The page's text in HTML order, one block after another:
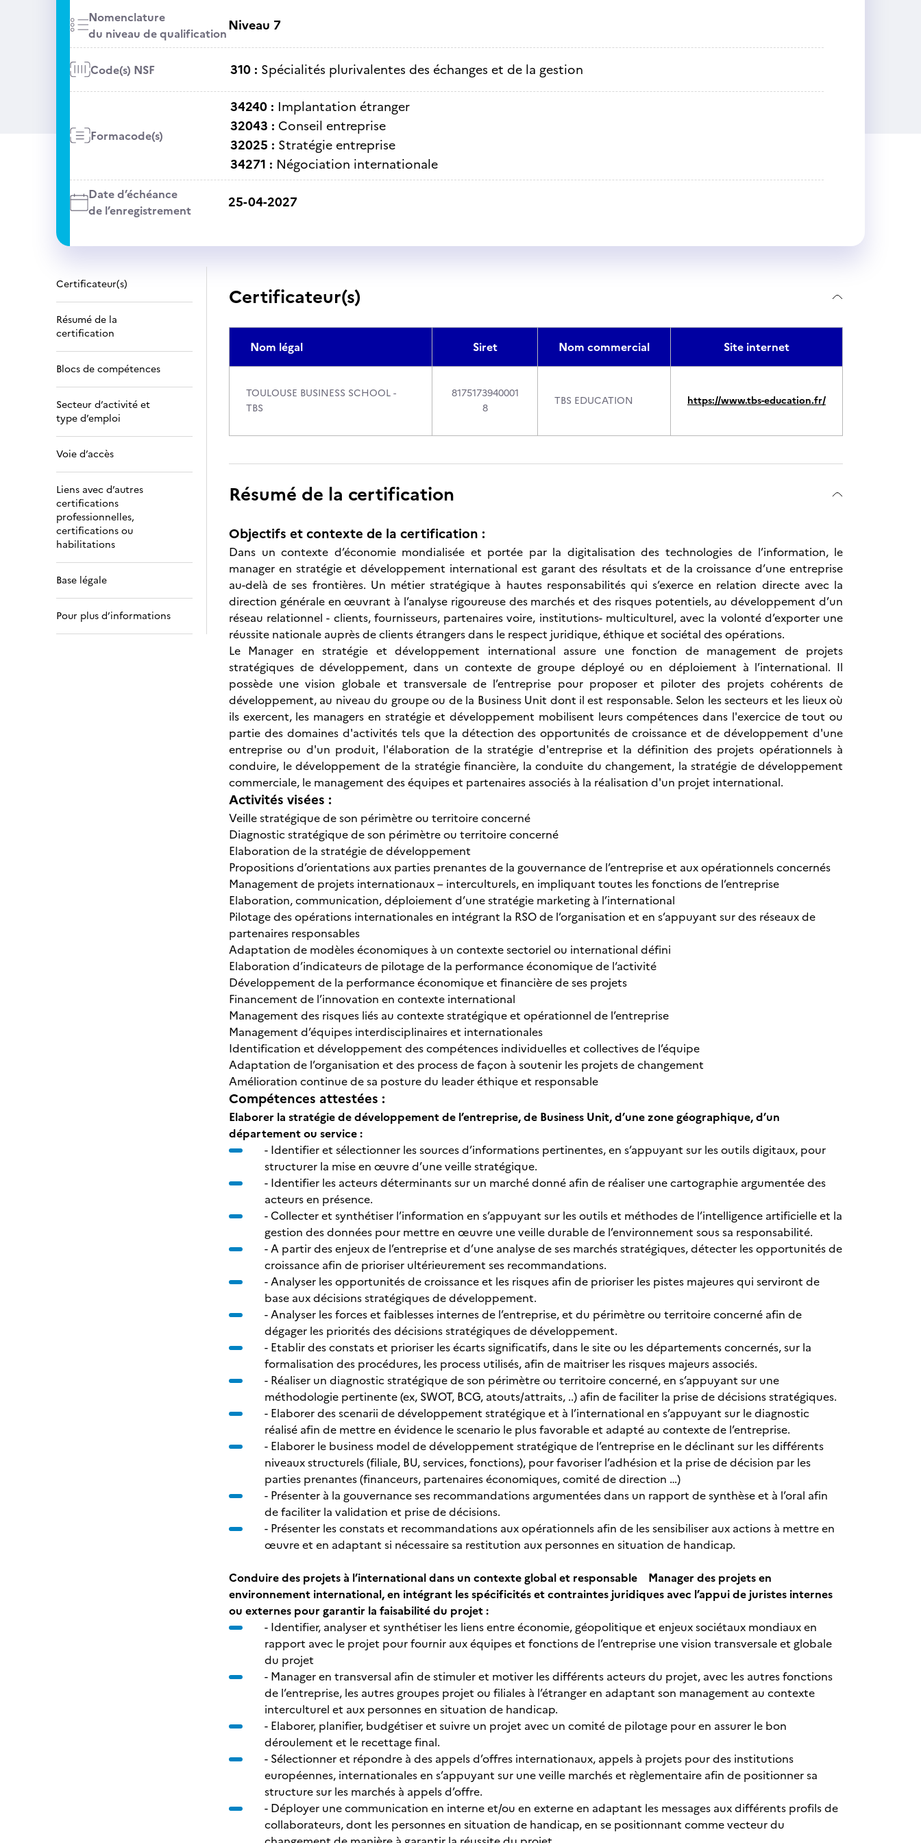
Nomenclature
du niveau de qualificationNiveau 7
Code(s) NSF 310 : Spécialités plurivalentes des échanges et de la gestion
Formacode(s)
34240 : Implantation étranger
32043 : Conseil entreprise
32025 : Stratégie entreprise
34271 : Négociation internationale
Date d’échéance
de l’enregistrement
25-04-2027
Certificateur(s)
Résumé de la
certification
Blocs de compétences
Secteur d’activité et
type d’emploi
Voie d’accès
Liens avec d’autres
certifications
professionnelles,
certifications ou
habilitations
Base légale
Pour plus d’informations
Certificateur(s)
Nom légal Siret Nom commercial Site internet
TOULOUSE BUSINESS SCHOOL -
TBS
8175173940001
8
TBS EDUCATION https://www.tbs-education.fr/
Résumé de la certification
Objectifs et contexte de la certification :
Dans un contexte d’économie mondialisée et portée par la digitalisation des technologies de l’information, le
manager en stratégie et développement international est garant des résultats et de la croissance d’une entreprise
au-delà de ses frontières. Un métier stratégique à hautes responsabilités qui s’exerce en relation directe avec la
direction générale en œuvrant à l’analyse rigoureuse des marchés et des risques potentiels, au développement d’un
réseau relationnel - clients, fournisseurs, partenaires voire, institutions- multiculturel, avec la volonté d’exporter une
réussite nationale auprès de clients étrangers dans le respect juridique, éthique et sociétal des opérations.
Le Manager en stratégie et développement international assure une fonction de management de projets
stratégiques de développement, dans un contexte de groupe déployé ou en déploiement à l’international. Il
possède une vision globale et transversale de l’entreprise pour proposer et piloter des projets cohérents de
développement, au niveau du groupe ou de la Business Unit dont il est responsable. Selon les secteurs et les lieux où
ils exercent, les managers en stratégie et développement mobilisent leurs compétences dans l'exercice de tout ou
partie des domaines d'activités tels que la détection des opportunités de croissance et de développement d'une
entreprise ou d'un produit, l'élaboration de la stratégie d'entreprise et la définition des projets opérationnels à
conduire, le développement de la stratégie financière, la conduite du changement, la stratégie de développement
commerciale, le management des équipes et partenaires associés à la réalisation d'un projet international.
Activités visées :
Veille stratégique de son périmètre ou territoire concerné
Diagnostic stratégique de son périmètre ou territoire concerné
Elaboration de la stratégie de développement
Propositions d’orientations aux parties prenantes de la gouvernance de l’entreprise et aux opérationnels concernés
Management de projets internationaux – interculturels, en impliquant toutes les fonctions de l’entreprise
Elaboration, communication, déploiement d’une stratégie marketing à l’international
Pilotage des opérations internationales en intégrant la RSO de l’organisation et en s’appuyant sur des réseaux de
partenaires responsables
Adaptation de modèles économiques à un contexte sectoriel ou international défini
Elaboration d’indicateurs de pilotage de la performance économique de l‘activité
Développement de la performance économique et financière de ses projets
Financement de l’innovation en contexte international
Management des risques liés au contexte stratégique et opérationnel de l’entreprise
Management d’équipes interdisciplinaires et internationales
Identification et développement des compétences individuelles et collectives de l’équipe
Adaptation de l’organisation et des process de façon à soutenir les projets de changement
Amélioration continue de sa posture du leader éthique et responsable
Compétences attestées :
Elaborer la stratégie de développement de l’entreprise, de Business Unit, d’une zone géographique, d’un
département ou service :
- Identifier et sélectionner les sources d’informations pertinentes, en s’appuyant sur les outils digitaux, pour
structurer la mise en œuvre d’une veille stratégique.
- Identifier les acteurs déterminants sur un marché donné afin de réaliser une cartographie argumentée des
acteurs en présence.
- Collecter et synthétiser l’information en s’appuyant sur les outils et méthodes de l’intelligence artificielle et la
gestion des données pour mettre en œuvre une veille durable de l’environnement sous sa responsabilité.
- A partir des enjeux de l’entreprise et d’une analyse de ses marchés stratégiques, détecter les opportunités de
croissance afin de prioriser ultérieurement ses recommandations.
- Analyser les opportunités de croissance et les risques afin de prioriser les pistes majeures qui serviront de
base aux décisions stratégiques de développement.
- Analyser les forces et faiblesses internes de l’entreprise, et du périmètre ou territoire concerné afin de
dégager les priorités des décisions stratégiques de développement.
- Etablir des constats et prioriser les écarts significatifs, dans le site ou les départements concernés, sur la
formalisation des procédures, les process utilisés, afin de maitriser les risques majeurs associés.
- Réaliser un diagnostic stratégique de son périmètre ou territoire concerné, en s’appuyant sur une
méthodologie pertinente (ex, SWOT, BCG, atouts/attraits, ..) afin de faciliter la prise de décisions stratégiques.
- Elaborer des scenarii de développement stratégique et à l’international en s’appuyant sur le diagnostic
réalisé afin de mettre en évidence le scenario le plus favorable et adapté au contexte de l’entreprise.
- Elaborer le business model de développement stratégique de l’entreprise en le déclinant sur les différents
niveaux structurels (filiale, BU, services, fonctions), pour favoriser l’adhésion et la prise de décision par les
parties prenantes (financeurs, partenaires économiques, comité de direction …)
- Présenter à la gouvernance ses recommandations argumentées dans un rapport de synthèse et à l’oral afin
de faciliter la validation et prise de décisions.
- Présenter les constats et recommandations aux opérationnels afin de les sensibiliser aux actions à mettre en
œuvre et en adaptant si nécessaire sa restitution aux personnes en situation de handicap.
Conduire des projets à l’international dans un contexte global et responsable Manager des projets en
environnement international, en intégrant les spécificités et contraintes juridiques avec l’appui de juristes internes
ou externes pour garantir la faisabilité du projet :
- Identifier, analyser et synthétiser les liens entre économie, géopolitique et enjeux sociétaux mondiaux en
rapport avec le projet pour fournir aux équipes et fonctions de l’entreprise une vision transversale et globale
du projet
- Manager en transversal afin de stimuler et motiver les différents acteurs du projet, avec les autres fonctions
de l’entreprise, les autres groupes projet ou filiales à l’étranger en adaptant son management au contexte
interculturel et aux personnes en situation de handicap.
- Elaborer, planifier, budgétiser et suivre un projet avec un comité de pilotage pour en assurer le bon
déroulement et le recettage final.
- Sélectionner et répondre à des appels d’offres internationaux, appels à projets pour des institutions
européennes, internationales en s’appuyant sur une veille marchés et règlementaire afin de positionner sa
structure sur les marchés à appels d’offre.
- Déployer une communication en interne et/ou en externe en adaptant les messages aux différents profils de
collaborateurs, dont les personnes en situation de handicap, en se positionnant comme vecteur du